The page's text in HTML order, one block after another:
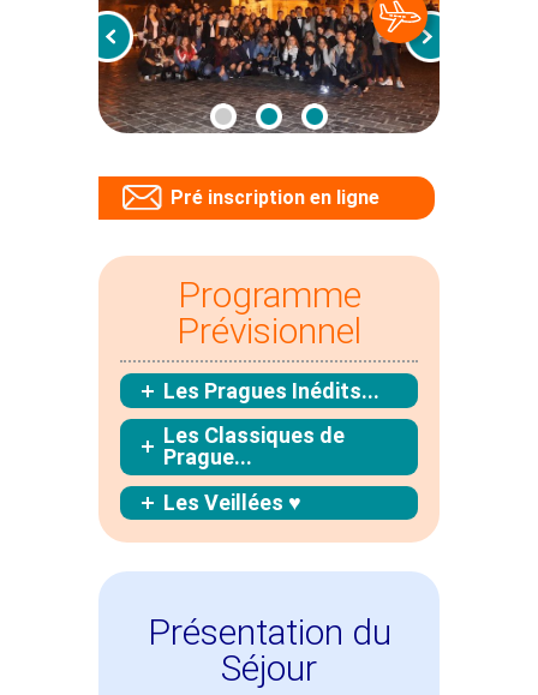
Pré inscription en ligne
Programme
Prévisionnel
Les Pragues Inédits...
Les Classiques de
Prague...
Les Veillées ♥
Présentation du
Séjour